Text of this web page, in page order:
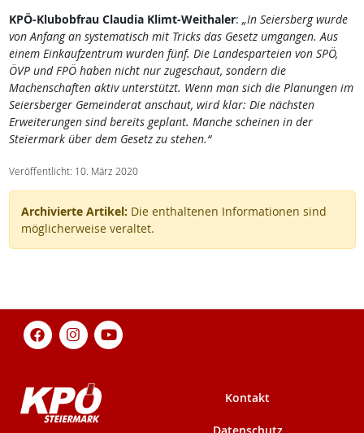
KPÖ-Klubobfrau Claudia Klimt-Weithaler: „In Seiersberg wurde
von Anfang an systematisch mit Tricks das Gesetz umgangen. Aus
einem Einkaufzentrum wurden fünf. Die Landesparteien von SPÖ,
ÖVP und FPÖ haben nicht nur zugeschaut, sondern die
Machenschaften aktiv unterstützt. Wenn man sich die Planungen im
Seiersberger Gemeinderat anschaut, wird klar: Die nächsten
Erweiterungen sind bereits geplant. Manche scheinen in der
Steiermark über dem Gesetz zu stehen.“
Veröffentlicht: 10. März 2020
Archivierte Artikel: Die enthaltenen Informationen sind
möglicherweise veraltet.
Kontakt